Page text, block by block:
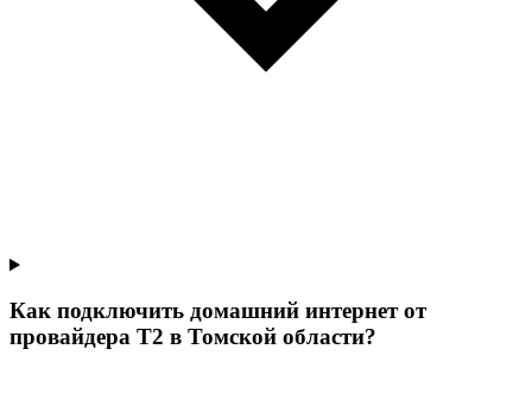
Как подключить домашний интернет от
провайдера Т2 в Томской области?